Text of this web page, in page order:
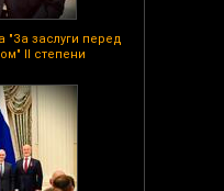
заслуги перед
II степени